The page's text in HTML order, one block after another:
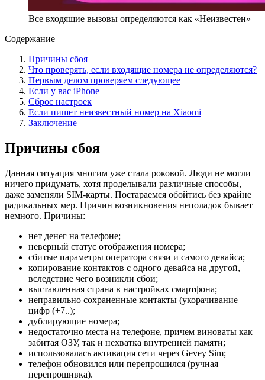
Все входящие вызовы определяются как «Неизвестен»
Содержание
Причины сбоя
Что проверять, если входящие номера не определяются?
Первым делом проверяем следующее
Если у вас iPhone
Сброс настроек
Если пишет неизвестный номер на Xiaomi
Заключение
Причины сбоя
Данная ситуация многим уже стала роковой. Люди не могли
ничего придумать, хотя проделывали различные способы,
даже заменяли SIM-карты. Постараемся обойтись без крайне
радикальных мер. Причин возникновения неполадок бывает
немного. Причины:
нет денег на телефоне;
неверный статус отображения номера;
сбитые параметры оператора связи и самого девайса;
копирование контактов с одного девайса на другой,
вследствие чего возникли сбои;
выставленная страна в настройках смартфона;
неправильно сохраненные контакты (укорачивание
цифр (+7..);
дублирующие номера;
недостаточно места на телефоне, причем виноваты как
забитая ОЗУ, так и нехватка внутренней памяти;
использовалась активация сети через Gevey Sim;
телефон обновился или перепрошился (ручная
перепрошивка).